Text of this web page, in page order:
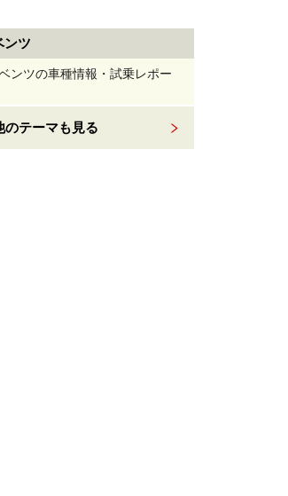
ンツ
ンツの車種情報・試乗レポー
のテーマも見る